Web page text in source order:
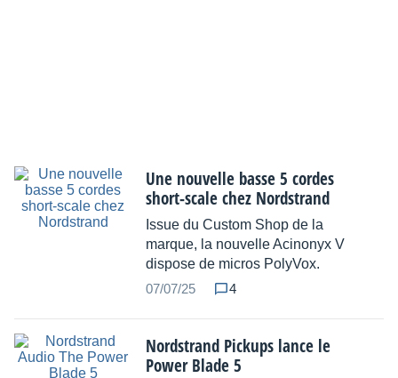
Une nouvelle basse 5 cordes
short-scale chez Nordstrand
Issue du Custom Shop de la
marque, la nouvelle Acinonyx V
dispose de micros PolyVox.
07/07/25
4
Nordstrand Pickups lance le
Power Blade 5